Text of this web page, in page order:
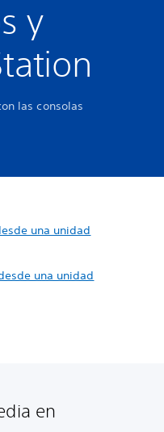
y
las consolas
una unidad
una unidad
en